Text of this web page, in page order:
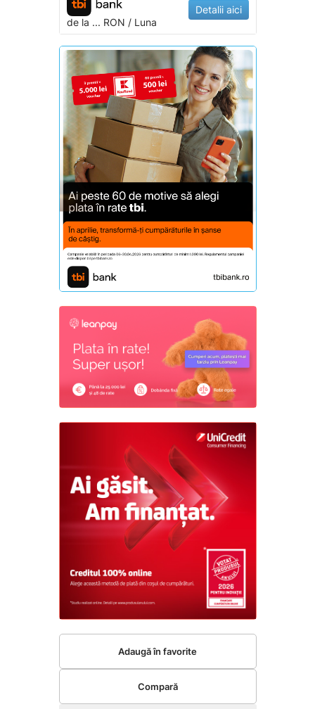
de la ... RON / Luna
Detalii aici
Adaugă în favorite
Compară